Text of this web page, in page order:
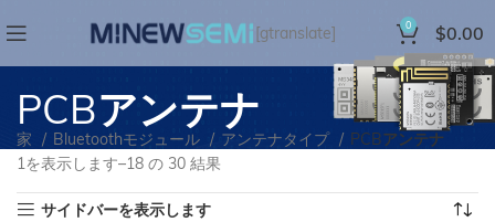
[gtranslate] 0 $0.00
PCBアンテナ
家 Bluetoothモジュール アンテナタイプ
PCBアンテナ
1を表示します–18 の 30 結果
サイドバーを表示します